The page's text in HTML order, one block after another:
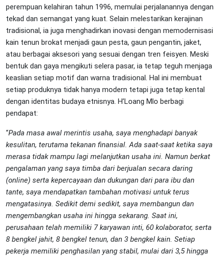
perempuan kelahiran tahun 1996, memulai perjalanannya dengan
tekad dan semangat yang kuat. Selain melestarikan kerajinan
tradisional, ia juga menghadirkan inovasi dengan memodernisasi
kain tenun brokat menjadi gaun pesta, gaun pengantin, jaket,
atau berbagai aksesori yang sesuai dengan tren feisyen. Meski
bentuk dan gaya mengikuti selera pasar, ia tetap teguh menjaga
keaslian setiap motif dan warna tradisional. Hal ini membuat
setiap produknya tidak hanya modern tetapi juga tetap kental
dengan identitas budaya etnisnya. H’Loang Mlo berbagi
pendapat:
“Pada masa awal merintis usaha, saya menghadapi banyak
kesulitan, terutama tekanan finansial. Ada saat-saat ketika saya
merasa tidak mampu lagi melanjutkan usaha ini. Namun berkat
pengalaman yang saya timba dari berjualan secara daring
(online) serta kepercayaan dan dukungan dari para ibu dan
tante, saya mendapatkan tambahan motivasi untuk terus
mengatasinya. Sedikit demi sedikit, saya membangun dan
mengembangkan usaha ini hingga sekarang. Saat ini,
perusahaan telah memiliki 7 karyawan inti, 60 kolaborator, serta
8 bengkel jahit, 8 bengkel tenun, dan 3 bengkel kain. Setiap
pekerja memiliki penghasilan yang stabil, mulai dari 3,5 hingga